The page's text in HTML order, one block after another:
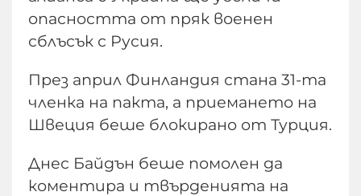
опасността от пряк военен
сблъсък с Русия.
През април Финландия стана 31-та
членка на пакта, а приемането на
Швеция беше блокирано от Турция.
Днес Байдън беше помолен да
коментира и твърденията на